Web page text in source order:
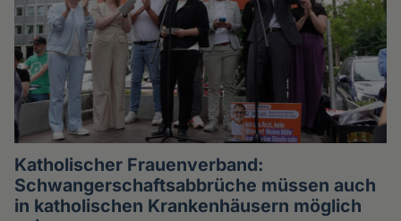
Katholischer Frauenverband:
Schwangerschaftsabbrüche müssen auch
in katholischen Krankenhäusern möglich